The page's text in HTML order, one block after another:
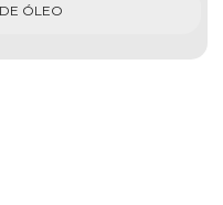
ÓLEO